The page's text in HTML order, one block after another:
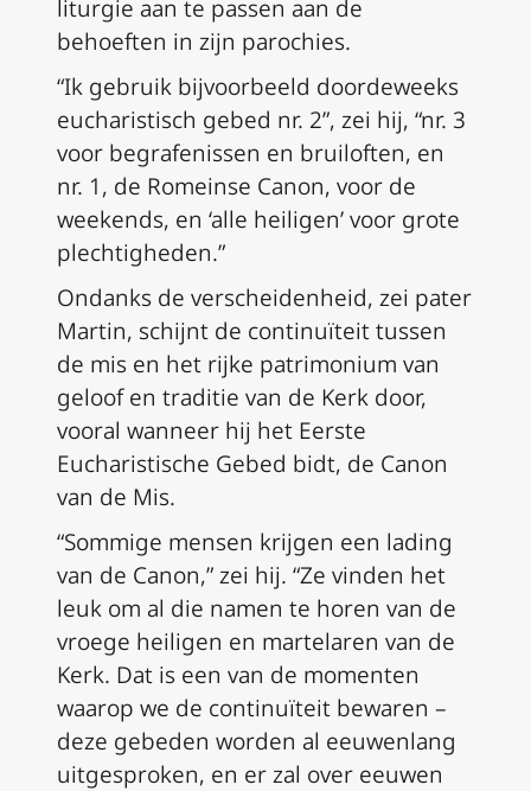
liturgie aan te passen aan de
behoeften in zijn parochies.
“Ik gebruik bijvoorbeeld doordeweeks
eucharistisch gebed nr. 2”, zei hij, “nr. 3
voor begrafenissen en bruiloften, en
nr. 1, de Romeinse Canon, voor de
weekends, en ‘alle heiligen’ voor grote
plechtigheden.”
Ondanks de verscheidenheid, zei pater
Martin, schijnt de continuïteit tussen
de mis en het rijke patrimonium van
geloof en traditie van de Kerk door,
vooral wanneer hij het Eerste
Eucharistische Gebed bidt, de Canon
van de Mis.
“Sommige mensen krijgen een lading
van de Canon,” zei hij. “Ze vinden het
leuk om al die namen te horen van de
vroege heiligen en martelaren van de
Kerk. Dat is een van de momenten
waarop we de continuïteit bewaren –
deze gebeden worden al eeuwenlang
uitgesproken, en er zal over eeuwen